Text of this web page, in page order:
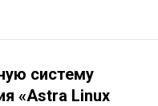
систему
«Astra Linux